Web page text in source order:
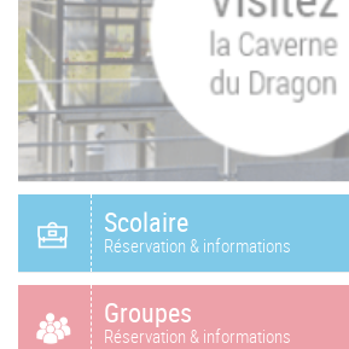
Scolaire
Réservation & informations
Groupes
Réservation & informations